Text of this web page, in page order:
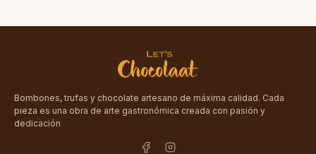
Bombones, trufas y chocolate artesano de máxima calidad. Cada
pieza es una obra de arte gastronómica creada con pasión y
dedicación